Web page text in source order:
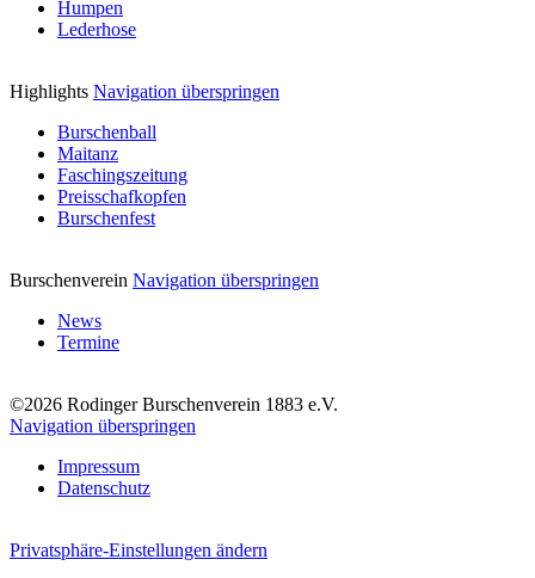
Humpen
Lederhose
Highlights Navigation überspringen
Burschenball
Maitanz
Faschingszeitung
Preisschafkopfen
Burschenfest
Burschenverein Navigation überspringen
News
Termine
©2026 Rodinger Burschenverein 1883 e.V.
Navigation überspringen
Impressum
Datenschutz
Privatsphäre-Einstellungen ändern